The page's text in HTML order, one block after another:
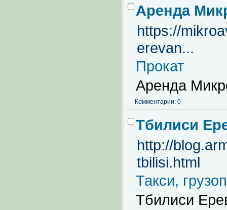
Аренда
https://
erevan...
Прокат
Аренда
Комментарии: 0
Тбилиси
http://
tbilisi.html
Такси,
Тбилиси